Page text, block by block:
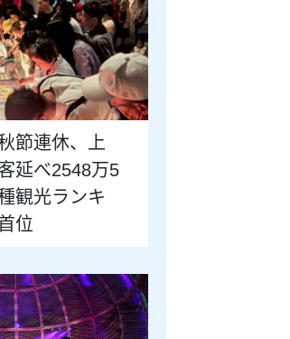
節連休、上
延べ2548万5
観光ランキ
位